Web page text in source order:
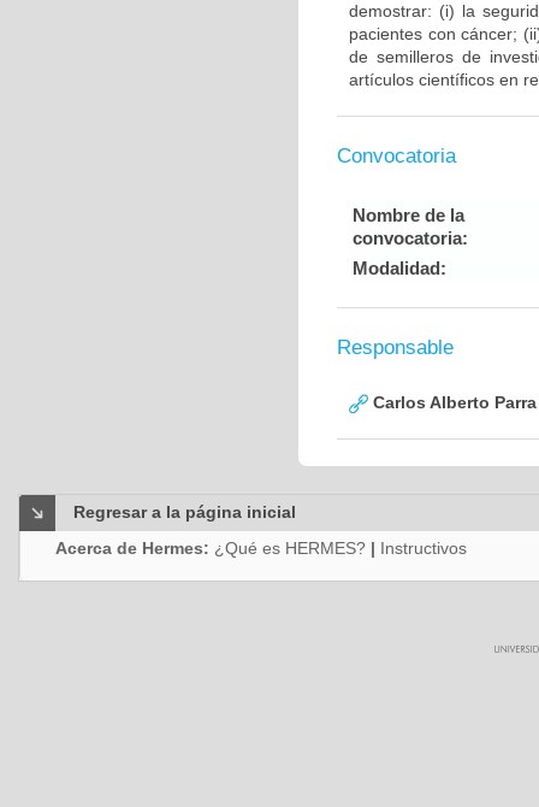
demostrar: (i) la
pacientes con cáncer;
de semilleros de
artículos científicos en
Convocatoria
Nombre de la
convocatoria:
Modalidad:
Responsable
Carlos Alberto
Regresar a la página inicial
Acerca de Hermes: ¿Qué es HERMES? | Instructivos